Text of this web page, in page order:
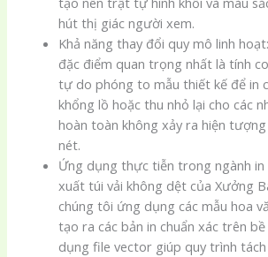
hút thị giác người xem.
Khả năng thay đổi quy mô linh
đặc điểm quan trọng nhất là tính
tự do phóng to mẫu thiết kế để in
khổng lồ hoặc thu nhỏ lại cho các
hoàn toàn không xảy ra hiện tượng
nét.
Ứng dụng thực tiễn trong ngành in
xuất túi vải không dệt của Xưởng
chúng tôi ứng dụng các mẫu hoa
tạo ra các bản in chuẩn xác trên
dụng file vector giúp quy trình tách